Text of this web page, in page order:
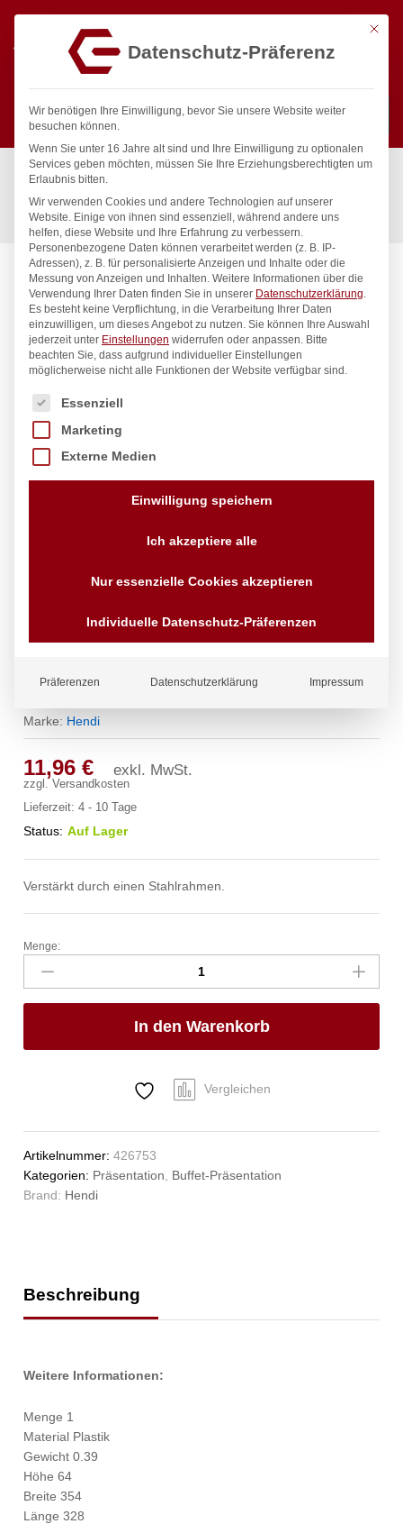
Suchen
Start / Gastronomiebedarf & Gastro Geräte für Profis
Präsentation
Buffet-Präsentation
/
Brotkorb Gastronorm-Größe, HENDI, GN 2/3, 325x354x(H)65mm
GN 2/3, 325x354x(H)65mm
Marke: Hendi
11,96€ exkl. MwSt.
zzgl.Versandkosten
Lieferzeit:4 - 10 Tage
Status: Auf Lager
Verstärkt durch einen Stahlrahmen.
Brotkorb
Gastronorm-
Größe,
HENDI,
2/3,
Menge:
In den Warenkorb
Vergleichen
Artikelnummer:426753
Kategorien: Präsentation, Buffet-Präsentation
Brand: Hendi
Beschreibung
Weitere Informationen:
Menge 1
Material Plastik
Gewicht 0.39
Höhe 64
Breite 354
Länge 328
Mit
Datenschutz-Präferenz
Wir benötigen Ihre Einwilligung, bevor Sie unsere Website weiter
besuchen können.
Wenn Sie unter 16 Jahre alt sind und Ihre Einwilligung zu optionalen
Services geben möchten, müssen Sie Ihre Erziehungsberechtigten um
Erlaubnis bitten.
Wir verwenden Cookies und andere Technologien auf unserer
Website. Einige von ihnen sind essenziell, während andere uns
helfen, diese Website und Ihre Erfahrung zu verbessern.
Personenbezogene Daten können verarbeitet werden (z. B. IP-
Adressen), z. B. für personalisierte Anzeigen und Inhalte oder die
Messung von Anzeigen und Inhalten. Weitere Informationen über die
Verwendung Ihrer Daten finden Sie in unserer Datenschutzerklärung.
Es besteht keine Verpflichtung, in die Verarbeitung Ihrer Daten
einzuwilligen, um dieses Angebot zu nutzen. Sie können Ihre Auswahl
jederzeit unter Einstellungen widerrufen oder anpassen. Bitte
beachten Sie, dass aufgrund individueller Einstellungen
möglicherweise nicht alle Funktionen der Website verfügbar sind.
Es folgt eine Liste der Service-Gruppen, für die eine
Essenziell
Marketing
Externe Medien
Einwilligung speichern
Ich akzeptiere alle
Nur essenzielle Cookies akzeptieren
Individuelle Datenschutz-Präferenzen
Präferenzen Datenschutzerklärung Impressum